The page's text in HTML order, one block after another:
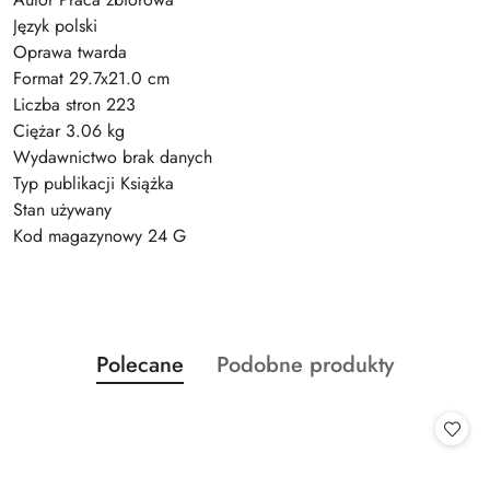
Język polski
Oprawa twarda
Format 29.7x21.0 cm
Liczba stron 223
Ciężar 3.06 kg
Wydawnictwo brak danych
Typ publikacji Książka
Stan używany
Kod magazynowy 24 G
Pomiń karuzelę produktów
Produkty
o
Polecane
Produkty
Podobne produkty